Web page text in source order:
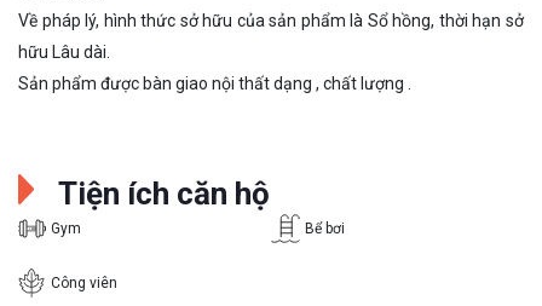
Về pháp lý, hình thức sở hữu của sản phẩm là Sổ hồng, thời hạn sở
hữu Lâu dài.
Sản phẩm được bàn giao nội thất dạng , chất lượng .
Tiện ích căn hộ
Gym Bể bơi
Công viên